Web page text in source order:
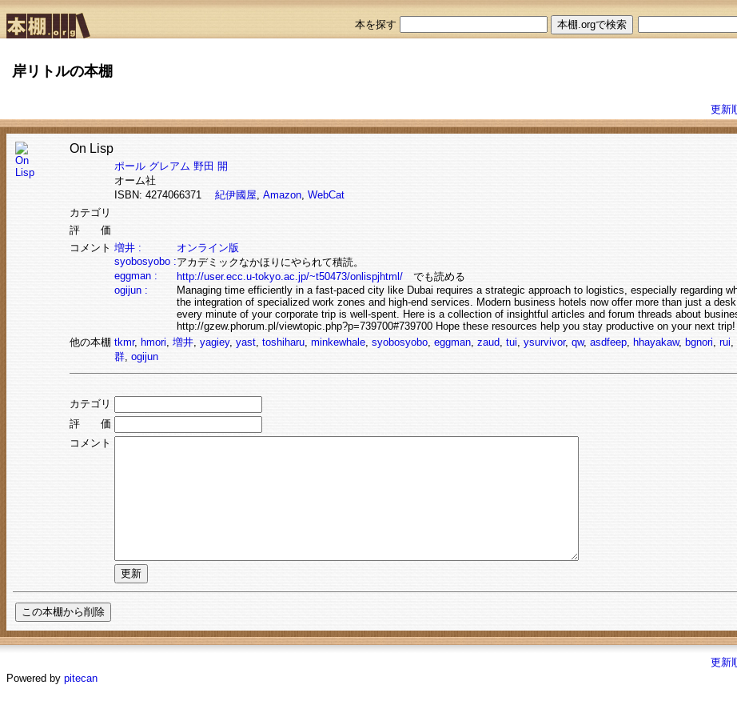
本を探す
岸リトルの本棚
更新
On Lisp
ポール グレアム 野田 開
オーム社
ISBN: 4274066371 紀伊國屋, Amazon, WebCat
カテゴリ
評 価
コメント 増井 :
オンライン版
syobosyobo :アカデミックなかほりにやられて積読。
eggman :
http://user.ecc.u-tokyo.ac.jp/~t50473/onlispjhtml/でも読める
ogijun :
Managing time efficiently in a fast-paced city like Dubai requires a strategic approach to logistics, especially regarding
the integration of specialized work zones and high-end services. Modern business hotels now offer more than just a
every minute of your corporate trip is well-spent. Here is a collection of insightful articles and forum threads about
http://gzew.phorum.pl/viewtopic.php?p=739700#739700 Hope these resources help you stay productive on your next trip!
他の本棚 tkmr, hmori, 増井, yagiey, yast, toshiharu, minkewhale, syobosyobo, eggman, zaud, tui, ysurvivor, qw, asdfeep, hhayakaw, bgnori, rui,
群, ogijun
カテゴリ
評 価
コメント
更新
Powered by pitecan